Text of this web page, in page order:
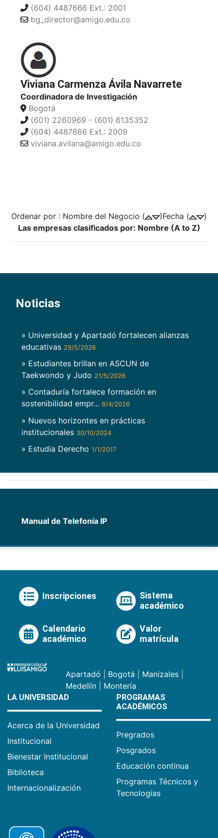
(604) 4487666 Ext.: 2001
bg_director@amigo.edu.co
Viviana Carmenza Ávila Navarrete
Coordinadora de Investigación
Bogotá
(601) 2260969 - (601) 6135352
(604) 4487666 Ext.: 2009
viviana.avilana@amigo.edu.co
Ordenar por : Nombre del Negocio ( )Fecha (
)
Las empresas clasificados por: Nombre (A to Z)
Noticias
» Universidad y Apartadó fortalecen alianzas
educativas 29/5/2026
» Estudiantes brillan en ASCUN de
Taekwondo y Judo 21/5/2026
» Contaduría fortalece formación en
sostenibilidad empr... 6/4/2026
» Nuevos horizontes en prácticas
institucionales 30/10/2024
» Estudia Derecho 1/1/2017
Manual de Telefonía IP
Inscripciones
Sistema
académico
Calendario
académico
Valor
matrícula
Apartadó Bogotá Manizales
Medellín
Montería
LA UNIVERSIDAD
Acerca de la Universidad
Institucional
Bienestar Institucional
Biblioteca
Internacionalización
PROGRAMAS
ACADÉMICOS
Pregrados
Posgrados
Educación continua
Programas Técnicos y
Tecnologías